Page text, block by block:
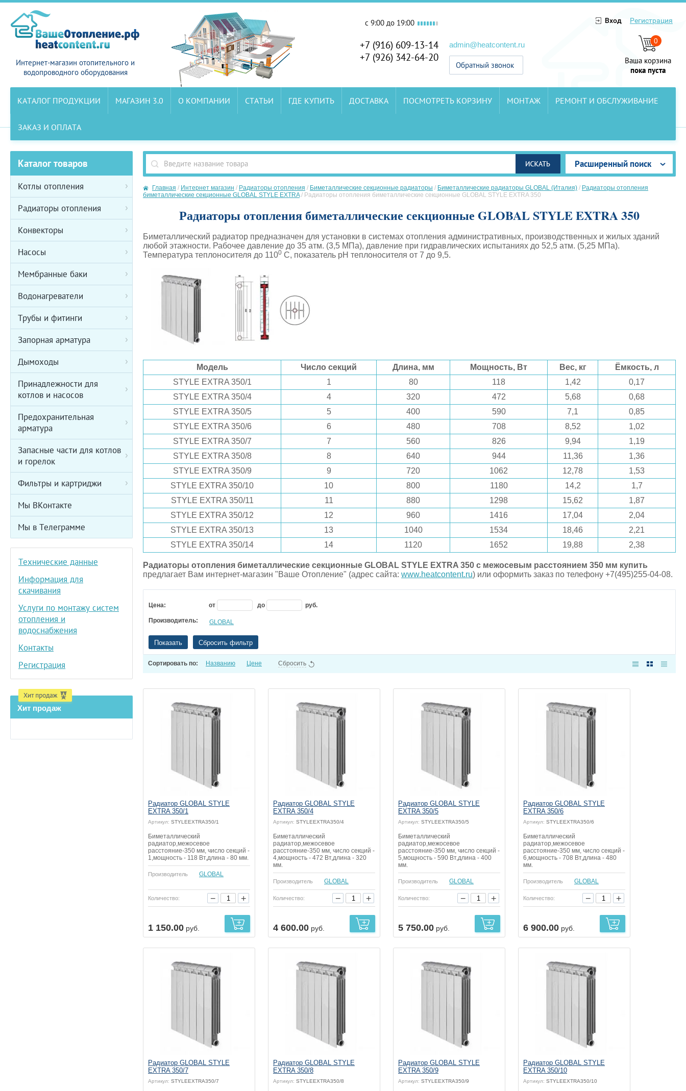
Интернет-магазин отопительного и
водопроводного оборудования
c 9:00 до 19:00
+7 (916) 609-13-14
+7 (926) 342-64-20
admin@heatcontent.ru
Обратный звонок
Вход Регистрация
0
Ваша корзина
пока пуста
КАТАЛОГ ПРОДУКЦИИ МАГАЗИН 3.0 О КОМПАНИИ СТАТЬИ ГДЕ КУПИТЬ ДОСТАВКА ПОСМОТРЕТЬ КОРЗИНУ МОНТАЖ РЕМОНТ И ОБСЛУЖИВАНИЕ
ЗАКАЗ И ОПЛАТА
Расширенный поиск
Главная / Интернет магазин / Радиаторы отопления / Биметаллические секционные радиаторы / Биметаллические радиаторы GLOBAL (Италия) / Радиаторы отопления
биметаллические секционные GLOBAL STYLE EXTRA/ Радиаторы отопления биметаллические секционные GLOBAL STYLE EXTRA 350
Радиаторы отопления биметаллические секционные GLOBAL STYLE EXTRA 350
Биметаллический радиатор предназначен для установки в системах отопления административных, производственных и жилых зданий
любой этажности. Рабочее давление до 35 атм. (3,5 МПа), давление при гидравлических испытаниях до 52,5 атм. (5,25 МПа).
Температура теплоносителя до 1100 С, показатель рН теплоносителя от 7 до 9,5.
Модель Число секций Длина, мм Мощность, Вт Вес, кг
Ёмкость, л
STYLE EXTRA 350/1
1 80 118 1,42
0,17
STYLE EXTRA 350/4
4 320 472 5,68
0,68
STYLE EXTRA 350/5
5 400 590 7,1
0,85
STYLE EXTRA 350/6
6 480 708 8,52
1,02
STYLE EXTRA 350/7
7 560 826 9,94
1,19
STYLE EXTRA 350/8
8 640 944 11,36
1,36
STYLE EXTRA 350/9
9 720 1062 12,78
1,53
STYLE EXTRA 350/10
10 800 1180 14,2
1,7
STYLE EXTRA 350/11
11 880 1298 15,62
1,87
STYLE EXTRA 350/12
12 960 1416 17,04
2,04
STYLE EXTRA 350/13
13 1040 1534 18,46
2,21
STYLE EXTRA 350/14
14 1120 1652 19,88 2,38
Радиаторы отопления биметаллические секционные GLOBAL STYLE EXTRA 350 с межосевым расстоянием 350 мм купить
предлагает Вам интернет-магазин "Ваше Отопление" (адрес сайта: www.heatcontent.ru) или оформить заказ по телефону +7(495)255-04-08.
Цена: от до руб.
Производитель: GLOBAL
Показать Сбросить фильтр
Сортировать по: Названию Цене Сбросить
Радиатор GLOBAL STYLE
EXTRA 350/1
Артикул: STYLEEXTRA350/1
Биметаллический
радиатор,межосевое
расстояние-350 мм, число секций -
1,мощность - 118 Вт,длина - 80 мм.
Производитель GLOBAL
Количество: − +
1 150.00 руб.
Радиатор GLOBAL STYLE
EXTRA 350/4
Артикул: STYLEEXTRA350/4
Биметаллический
радиатор,межосевое
расстояние-350 мм, число секций -
4,мощность - 472 Вт,длина - 320
мм.
Производитель GLOBAL
Количество: − +
4 600.00 руб.
Радиатор GLOBAL STYLE
EXTRA 350/5
Артикул: STYLEEXTRA350/5
Биметаллический
радиатор,межосевое
расстояние-350 мм, число секций -
5,мощность - 590 Вт,длина - 400
мм.
Производитель GLOBAL
Количество: − +
5 750.00 руб.
Радиатор GLOBAL STYLE
EXTRA 350/6
Артикул: STYLEEXTRA350/6
Биметаллический
радиатор,межосевое
расстояние-350 мм, число секций -
6,мощность - 708 Вт,длина - 480
мм.
Производитель GLOBAL
Количество: − +
6 900.00 руб.
Радиатор GLOBAL STYLE
EXTRA 350/7
Артикул: STYLEEXTRA350/7
Радиатор GLOBAL STYLE
EXTRA 350/8
Артикул: STYLEEXTRA350/8
Радиатор GLOBAL STYLE
EXTRA 350/9
Артикул: STYLEEXTRA350/9
Радиатор GLOBAL STYLE
EXTRA 350/10
Артикул: STYLEEXTRA350/10
Каталог товаров
Котлы отопления
Радиаторы отопления
Конвекторы
Насосы
Мембранные баки
Водонагреватели
Трубы и фитинги
Запорная арматура
Дымоходы
Принадлежности для
котлов и насосов
Предохранительная
арматура
Запасные части для котлов
и горелок
Фильтры и картриджи
Мы ВКонтакте
Мы в Телеграмме
Технические данные
Информация для
скачивания
Услуги по монтажу систем
отопления и
водоснабжения
Контакты
Регистрация
Хит продаж